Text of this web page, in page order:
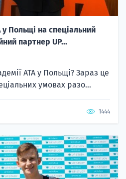
у Польщі на спеціальний
партнер UP...
ATA у Польщі? Зараз це
умовах разо...
1444